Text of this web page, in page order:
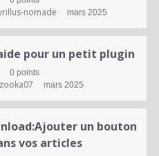
nomade mars 2025
pour un petit plugin
0 points
mars 2025
un bouton
vos articles